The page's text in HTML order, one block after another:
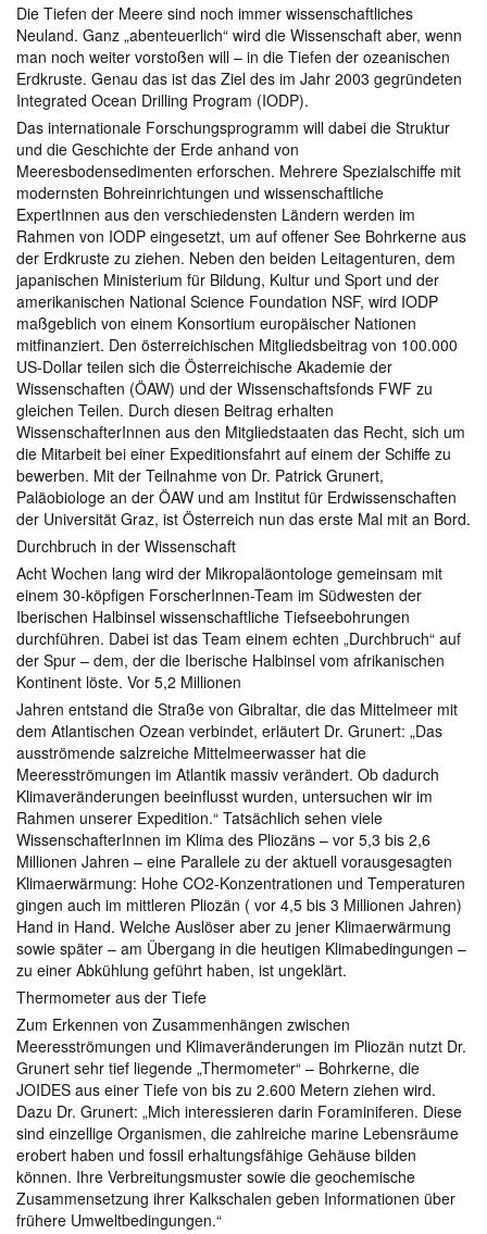
Die Tiefen der Meere sind noch immer wissenschaftliches
Neuland. Ganz „abenteuerlich“ wird die Wissenschaft aber, wenn
man noch weiter vorstoßen will – in die Tiefen der ozeanischen
Erdkruste. Genau das ist das Ziel des im Jahr 2003 gegründeten
Integrated Ocean Drilling Program (IODP).
Das internationale Forschungsprogramm will dabei die Struktur
und die Geschichte der Erde anhand von
Meeresbodensedimenten erforschen. Mehrere Spezialschiffe mit
modernsten Bohreinrichtungen und wissenschaftliche
ExpertInnen aus den verschiedensten Ländern werden im
Rahmen von IODP eingesetzt, um auf offener See Bohrkerne aus
der Erdkruste zu ziehen. Neben den beiden Leitagenturen, dem
japanischen Ministerium für Bildung, Kultur und Sport und der
amerikanischen National Science Foundation NSF, wird IODP
maßgeblich von einem Konsortium europäischer Nationen
mitfinanziert. Den österreichischen Mitgliedsbeitrag von 100.000
US-Dollar teilen sich die Österreichische Akademie der
Wissenschaften (ÖAW) und der Wissenschaftsfonds FWF zu
gleichen Teilen. Durch diesen Beitrag erhalten
WissenschafterInnen aus den Mitgliedstaaten das Recht, sich um
die Mitarbeit bei einer Expeditionsfahrt auf einem der Schiffe zu
bewerben. Mit der Teilnahme von Dr. Patrick Grunert,
Paläobiologe an der ÖAW und am Institut für Erdwissenschaften
der Universität Graz, ist Österreich nun das erste Mal mit an Bord.
Durchbruch in der Wissenschaft
Acht Wochen lang wird der Mikropaläontologe gemeinsam mit
einem 30-köpfigen ForscherInnen-Team im Südwesten der
Iberischen Halbinsel wissenschaftliche Tiefseebohrungen
durchführen. Dabei ist das Team einem echten „Durchbruch“ auf
der Spur – dem, der die Iberische Halbinsel vom afrikanischen
Kontinent löste. Vor 5,2 Millionen
Jahren entstand die Straße von Gibraltar, die das Mittelmeer mit
dem Atlantischen Ozean verbindet, erläutert Dr. Grunert: „Das
ausströmende salzreiche Mittelmeerwasser hat die
Meeresströmungen im Atlantik massiv verändert. Ob dadurch
Klimaveränderungen beeinflusst wurden, untersuchen wir im
Rahmen unserer Expedition.“ Tatsächlich sehen viele
WissenschafterInnen im Klima des Pliozäns – vor 5,3 bis 2,6
Millionen Jahren – eine Parallele zu der aktuell vorausgesagten
Klimaerwärmung: Hohe CO2-Konzentrationen und Temperaturen
gingen auch im mittleren Pliozän ( vor 4,5 bis 3 Millionen Jahren)
Hand in Hand. Welche Auslöser aber zu jener Klimaerwärmung
sowie später – am Übergang in die heutigen Klimabedingungen –
zu einer Abkühlung geführt haben, ist ungeklärt.
Thermometer aus der Tiefe
Zum Erkennen von Zusammenhängen zwischen
Meeresströmungen und Klimaveränderungen im Pliozän nutzt Dr.
Grunert sehr tief liegende „Thermometer“ – Bohrkerne, die
JOIDES aus einer Tiefe von bis zu 2.600 Metern ziehen wird.
Dazu Dr. Grunert: „Mich interessieren darin Foraminiferen. Diese
sind einzellige Organismen, die zahlreiche marine Lebensräume
erobert haben und fossil erhaltungsfähige Gehäuse bilden
können. Ihre Verbreitungsmuster sowie die geochemische
Zusammensetzung ihrer Kalkschalen geben Informationen über
frühere Umweltbedingungen.“